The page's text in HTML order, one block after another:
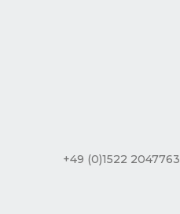
+49 (0)1522 2047763